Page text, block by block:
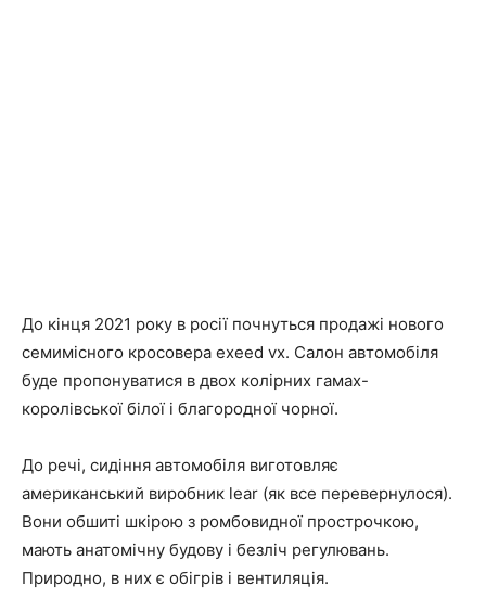
До кінця 2021 року в росії почнуться продажі нового
семимісного кросовера exeed vx. Салон автомобіля
буде пропонуватися в двох колірних гамах-
королівської білої і благородної чорної.
До речі, сидіння автомобіля виготовляє
американський виробник lear (як все перевернулося).
Вони обшиті шкірою з ромбовидної прострочкою,
мають анатомічну будову і безліч регулювань.
Природно, в них є обігрів і вентиляція.